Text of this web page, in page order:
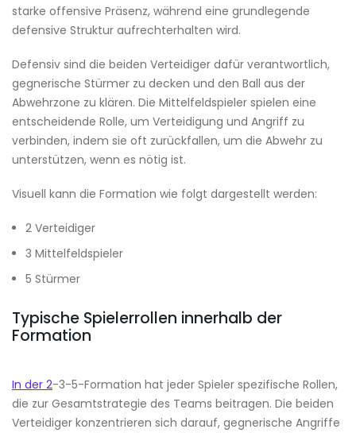
starke offensive Präsenz, während eine grundlegende
defensive Struktur aufrechterhalten wird.
Defensiv sind die beiden Verteidiger dafür verantwortlich,
gegnerische Stürmer zu decken und den Ball aus der
Abwehrzone zu klären. Die Mittelfeldspieler spielen eine
entscheidende Rolle, um Verteidigung und Angriff zu
verbinden, indem sie oft zurückfallen, um die Abwehr zu
unterstützen, wenn es nötig ist.
Visuell kann die Formation wie folgt dargestellt werden:
2 Verteidiger
3 Mittelfeldspieler
5 Stürmer
Typische Spielerrollen innerhalb der
Formation
In der 2-3-5-Formation hat jeder Spieler spezifische Rollen,
die zur Gesamtstrategie des Teams beitragen. Die beiden
Verteidiger konzentrieren sich darauf, gegnerische Angriffe